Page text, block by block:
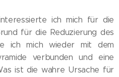
ich mich für die
für die Reduzierung des
ich mich wieder mit dem
verbunden und eine
ist die wahre Ursache für